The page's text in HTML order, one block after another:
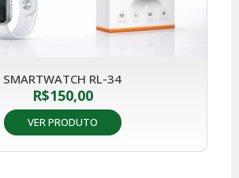
SMARTWATCH RL-34
R$150,00
VER PRODUTO